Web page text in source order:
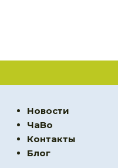
Новости
ЧаВо
Контакты
Блог